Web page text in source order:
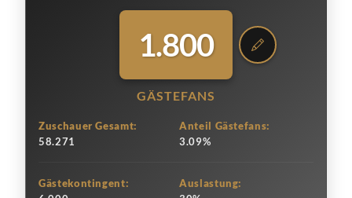
1.800
GÄSTEFANS
Zuschauer Gesamt:
58.271
Anteil Gästefans:
3.09%
Gästekontingent:
Auslastung: